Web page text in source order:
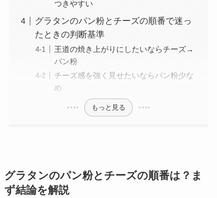
つきやすい
グラタンのパン粉とチーズの順番で迷っ
たときの判断基準
王道の焼き上がりにしたいならチーズ→
パン粉
チーズ感を強く見せたいならパン粉少な
め
もっと見る
グラタンのパン粉とチーズの順番は？ま
ず結論を解説